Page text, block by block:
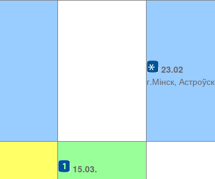
23.02
г.Мінск,
15.03.